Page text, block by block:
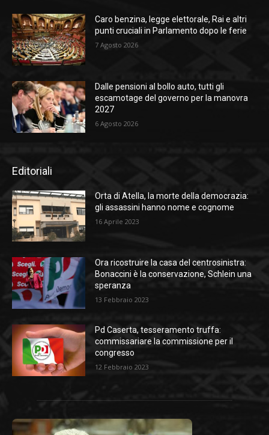
Caro benzina, legge elettorale, Rai e altri
punti cruciali in Parlamento dopo le ferie
7 Agosto 2026
Dalle pensioni al bollo auto, tutti gli
escamotage del governo per la manovra
2027
6 Agosto 2026
Editoriali
Orta di Atella, la morte della democrazia:
gli assassini hanno nome e cognome
16 Aprile 2023
Ora ricostruire la casa del centrosinistra:
Bonaccini è la conservazione, Schlein una
speranza
13 Febbraio 2023
Pd Caserta, tesseramento truffa:
commissariare la commissione per il
congresso
12 Febbraio 2023